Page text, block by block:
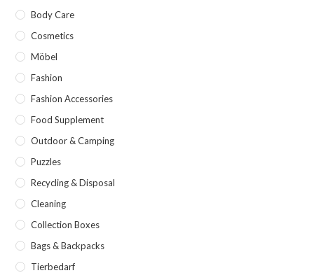
Body Care
Cosmetics
Möbel
Fashion
Fashion Accessories
Food Supplement
Outdoor & Camping
Puzzles
Recycling & Disposal
Cleaning
Collection Boxes
Bags & Backpacks
Tierbedarf